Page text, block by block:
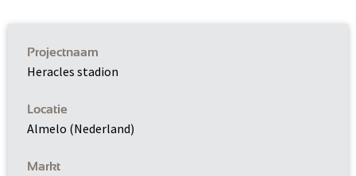
Projectnaam
Heracles stadion
Locatie
Almelo (Nederland)
Markt